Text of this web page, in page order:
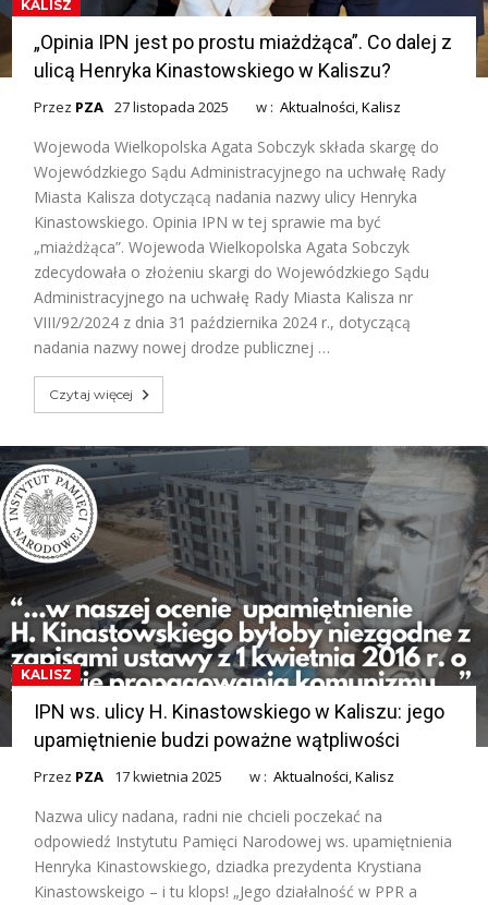
KALISZ
„Opinia IPN jest po prostu miażdżąca”. Co dalej z
ulicą Henryka Kinastowskiego w Kaliszu?
Przez PZA 27 listopada 2025 w :Aktualności,Kalisz
Wojewoda Wielkopolska Agata Sobczyk składa skargę do
Wojewódzkiego Sądu Administracyjnego na uchwałę Rady
Miasta Kalisza dotyczącą nadania nazwy ulicy Henryka
Kinastowskiego. Opinia IPN w tej sprawie ma być
„miażdżąca”. Wojewoda Wielkopolska Agata Sobczyk
zdecydowała o złożeniu skargi do Wojewódzkiego Sądu
Administracyjnego na uchwałę Rady Miasta Kalisza nr
VIII/92/2024 z dnia 31 października 2024 r., dotyczącą
nadania nazwy nowej drodze publicznej …
Czytaj więcej
KALISZ
IPN ws. ulicy H. Kinastowskiego w Kaliszu: jego
upamiętnienie budzi poważne wątpliwości
Przez PZA 17 kwietnia 2025 w :Aktualności,Kalisz
Nazwa ulicy nadana, radni nie chcieli poczekać na
odpowiedź Instytutu Pamięci Narodowej ws. upamiętnienia
Henryka Kinastowskiego, dziadka prezydenta Krystiana
Kinastowskeigo – i tu klops! „Jego działalność w PPR a